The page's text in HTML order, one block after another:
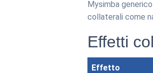
Mysimba
collaterali come
Effetti
Effetto